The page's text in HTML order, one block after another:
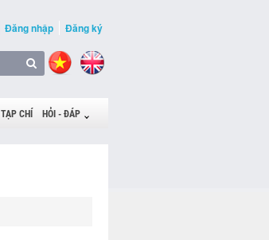
Đăng nhập Đăng ký
TẠP CHÍ HỎI - ĐÁP